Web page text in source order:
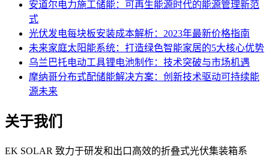
安道尔电力施工储能：可再生能源时代的能源管理新范
式
光伏发电每块板安装成本解析：2023年最新价格指南
未来家庭太阳能系统：打造绿色智能家居的5大核心优势
乌兰巴托电动工具锂电池制作：技术突破与市场机遇
摩纳哥分布式配储能解决方案：创新技术驱动可持续能
源未来
关于我们
EK SOLAR 致力于研发和出口高效的折叠式光伏集装箱系